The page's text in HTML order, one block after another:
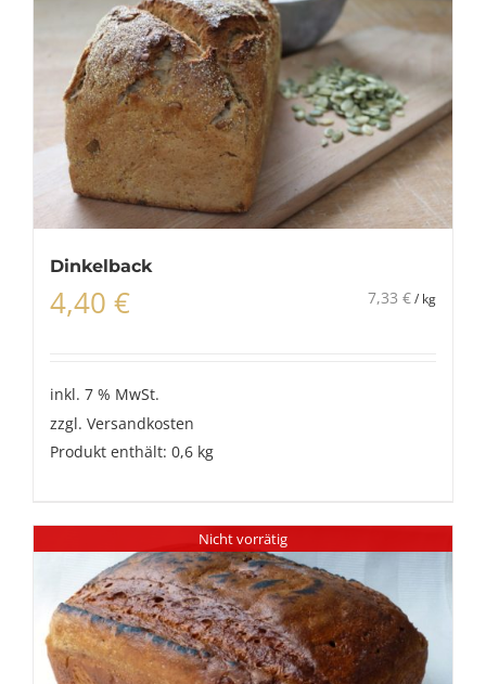
Dinkelback
4,40 € 7,33 €/ kg
inkl. 7 % MwSt.
zzgl. Versandkosten
Produkt enthält: 0,6 kg
Nicht vorrätig